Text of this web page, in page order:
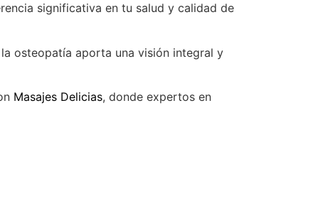
significativa en tu salud y calidad de
osteopatía aporta una visión integral y
Masajes Delicias, donde expertos en